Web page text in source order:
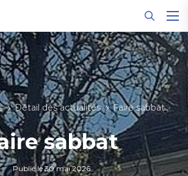
Détail des actualités Faire sabbat
sabbat
Publié le30 mai 2026
des cookies